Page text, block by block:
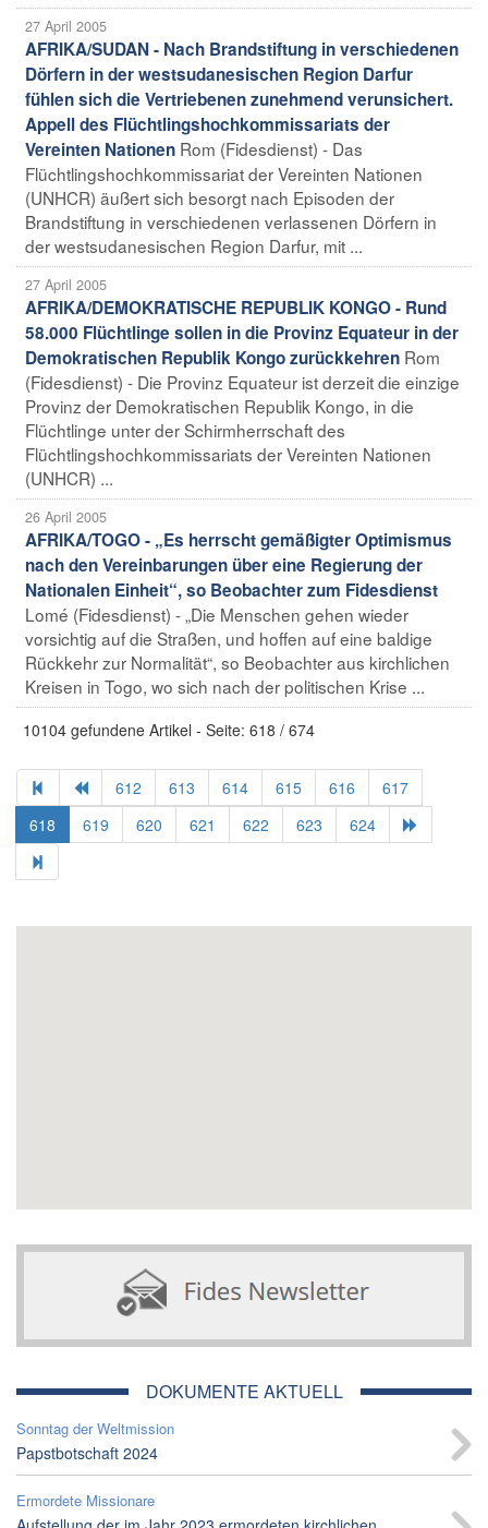
27 April 2005
AFRIKA/SUDAN - Nach Brandstiftung in verschiedenen
Dörfern in der westsudanesischen Region Darfur
fühlen sich die Vertriebenen zunehmend verunsichert.
Appell des Flüchtlingshochkommissariats der
Vereinten Nationen Rom (Fidesdienst) - Das
Flüchtlingshochkommissariat der Vereinten Nationen
(UNHCR) äußert sich besorgt nach Episoden der
Brandstiftung in verschiedenen verlassenen Dörfern in
der westsudanesischen Region Darfur, mit ...
27 April 2005
AFRIKA/DEMOKRATISCHE REPUBLIK KONGO - Rund
58.000 Flüchtlinge sollen in die Provinz Equateur in der
Demokratischen Republik Kongo zurückkehren Rom
(Fidesdienst) - Die Provinz Equateur ist derzeit die einzige
Provinz der Demokratischen Republik Kongo, in die
Flüchtlinge unter der Schirmherrschaft des
Flüchtlingshochkommissariats der Vereinten Nationen
(UNHCR) ...
26 April 2005
AFRIKA/TOGO - „Es herrscht gemäßigter Optimismus
nach den Vereinbarungen über eine Regierung der
Nationalen Einheit“, so Beobachter zum Fidesdienst
Lomé (Fidesdienst) - „Die Menschen gehen wieder
vorsichtig auf die Straßen, und hoffen auf eine baldige
Rückkehr zur Normalität“, so Beobachter aus kirchlichen
Kreisen in Togo, wo sich nach der politischen Krise ...
10104 gefundene Artikel - Seite: 618 / 674
612 613 614 615 616
617
618
619 620 621 622 623 624
DOKUMENTE AKTUELL
Sonntag der Weltmission
Papstbotschaft 2024
Ermordete Missionare